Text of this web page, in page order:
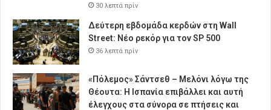
30 λεπτά πρίν
Δεύτερη εβδομάδα κερδών στη Wall
Street: Νέο ρεκόρ για τον SP 500
36 λεπτά πρίν
«Πόλεμος» Σάντσεθ – Μελόνι λόγω της
Θέουτα: Η Ισπανία επιβάλλει και αυτή
έλεγχους στα σύνορα σε πτήσεις και